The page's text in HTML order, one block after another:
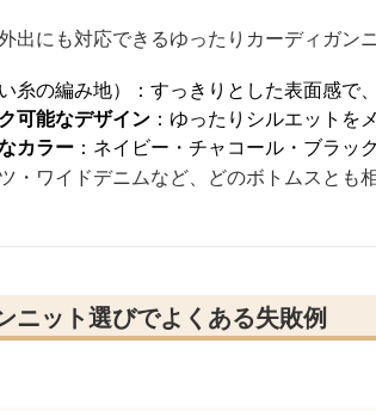
出にも対応できるゆったりカーディガン
い糸の編み地）：すっきりとした表面感で
可能なデザイン ：ゆったりシルエットを
カラー ：ネイビー・チャコール・ブラッ
・ワイドデニムなど、どのボトムスとも
ニット選びでよくある失敗例